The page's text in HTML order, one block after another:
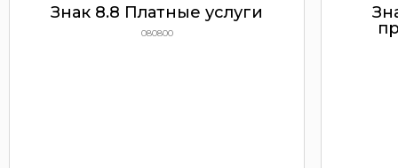
Знак 8.8 Платные услуги
080800